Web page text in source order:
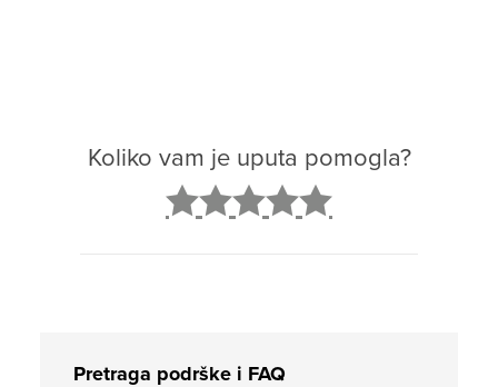
Koliko vam je uputa pomogla?
Pretraga podrške i FAQ